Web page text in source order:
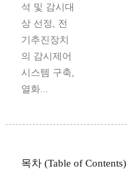
석 및 감시대
상 선정, 전
기추진장치
의 감시제어
시스템 구축,
열화...
목차 (Table of Contents)